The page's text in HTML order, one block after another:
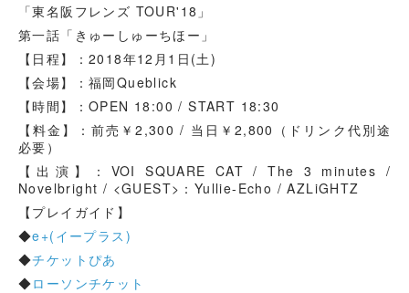
「東名阪フレンズ TOUR'18」
第一話「きゅーしゅーちほー」
【日程】：2018年12月1日(土)
【会場】：福岡Queblick
【時間】：OPEN 18:00 / START 18:30
【料金】：前売￥2,300 / 当日￥2,800（ドリンク代別途
必要）
【出演】：VOI SQUARE CAT / The 3 minutes /
Novelbright / <GUEST>：Yullie-Echo / AZLiGHTZ
【プレイガイド】
◆e+(イープラス)
◆チケットぴあ
◆ローソンチケット